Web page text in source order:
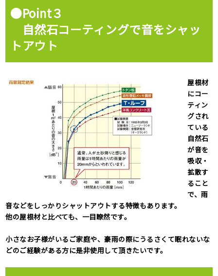
●Point３
自然石コーティングで音をシャッ
トアウト
屋根材
にコー
ティン
グされ
ている
自然石
が音を
吸収・
拡散す
ること
で、雨
音などをしっかりシャットアウトする特徴もあります。
他の屋根材と比べても、一目瞭然です。
小さなお子様がいるご家庭や、豪雨の際にうるさくて眠れないな
どのご経験がある方に是非使用して頂きたいです。